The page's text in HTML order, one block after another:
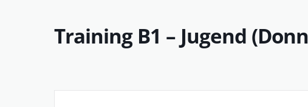
Training B1 – Jugend